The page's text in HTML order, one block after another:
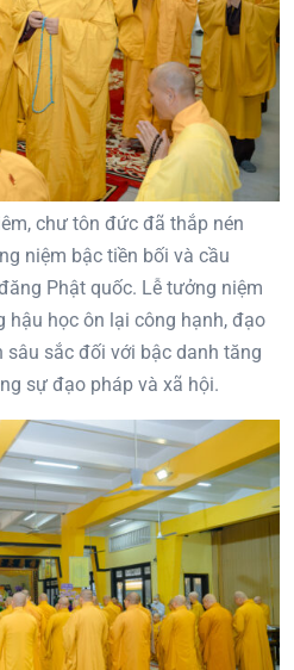
chư tôn đức đã thắp nén
niệm bậc tiền bối và cầu
Phật quốc. Lễ tưởng niệm
hậu học ôn lại công hạnh, đạo
sâu sắc đối với bậc danh tăng
sự đạo pháp và xã hội.